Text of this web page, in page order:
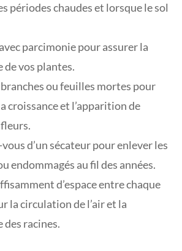
périodes chaudes et lorsque le sol
parcimonie pour assurer la
de vos plantes.
ou feuilles mortes pour
croissance et l’apparition de
d’un sécateur pour enlever les
endommagés au fil des années.
d’espace entre chaque
la circulation de l’air et la
des racines.